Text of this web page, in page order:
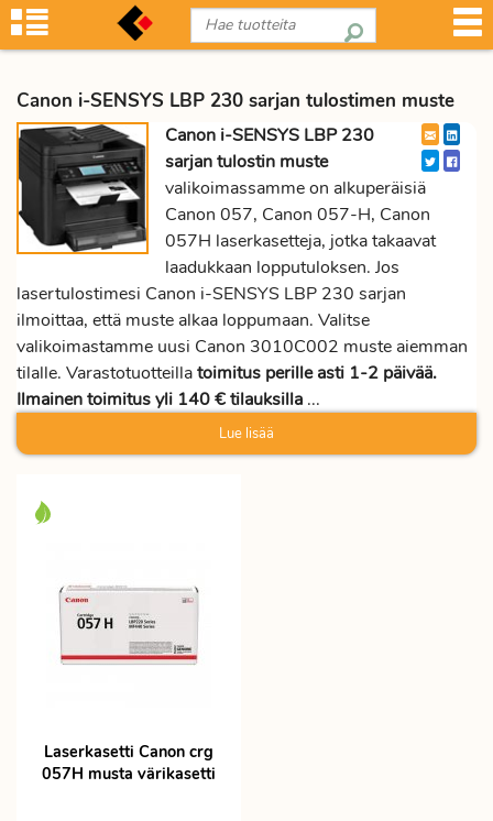
Canon i-SENSYS LBP 230 sarjan tulostimen muste
Canon i-SENSYS LBP 230
sarjan tulostin muste
valikoimassamme on alkuperäisiä
Canon 057, Canon 057-H, Canon
057H laserkasetteja, jotka takaavat
laadukkaan lopputuloksen. Jos
lasertulostimesi Canon i-SENSYS LBP 230 sarjan
ilmoittaa, että muste alkaa loppumaan. Valitse
valikoimastamme uusi Canon 3010C002 muste aiemman
tilalle. Varastotuotteillatoimitus perille asti 1-2 päivää.
Ilmainen toimitus yli 140 € tilauksilla ...
Lue lisää
Laserkasetti Canon crg
057H musta värikasetti